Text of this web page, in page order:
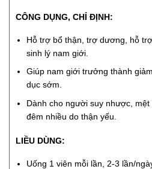
CÔNG DỤNG, CHỈ ĐỊNH:
Hỗ trợ bổ thận, trợ dương, hỗ
sinh lý nam giới.
Giúp nam giới trưởng thành
dục sớm.
Dành cho người suy nhược,
đêm nhiều do thận yếu.
LIỀU DÙNG:
Uống 1 viên mỗi lần, 2-3 lần/